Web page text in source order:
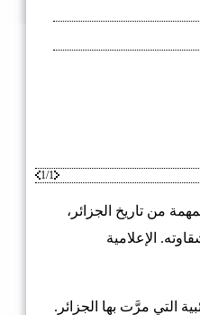
1/1
من تاريخ الجزائر،
الإعلامية
التي مرَّت بها الجزائر.